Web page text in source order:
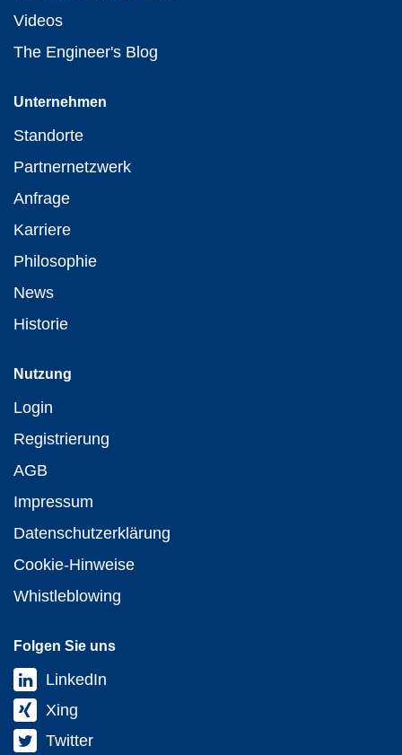
Videos
The Engineer's Blog
Unternehmen
Standorte
Partnernetzwerk
Anfrage
Karriere
Philosophie
News
Historie
Nutzung
Login
Registrierung
AGB
Impressum
Datenschutzerklärung
Cookie-Hinweise
Whistleblowing
Folgen Sie uns
LinkedIn
Xing
Twitter